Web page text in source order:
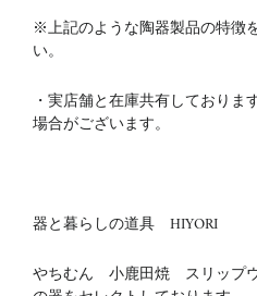
※上記のような陶器製品の特徴
い。
・実店舗と在庫共有しており
場合がございます。
器と暮らしの道具 HIYORI
やちむん 小鹿田焼 スリップ